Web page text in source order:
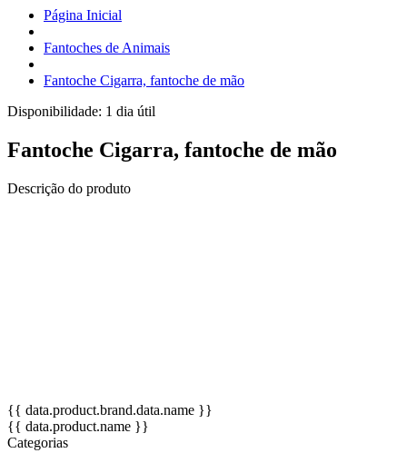
Página Inicial
Fantoches de Animais
Fantoche Cigarra, fantoche de mão
Disponibilidade: 1 dia útil
Fantoche Cigarra, fantoche de mão
Descrição do produto
{{ data.product.brand.data.name }}
{{ data.product.name }}
Categorias